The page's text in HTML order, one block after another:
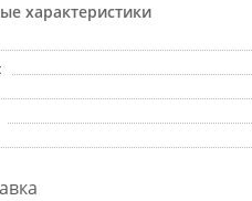
характеристики